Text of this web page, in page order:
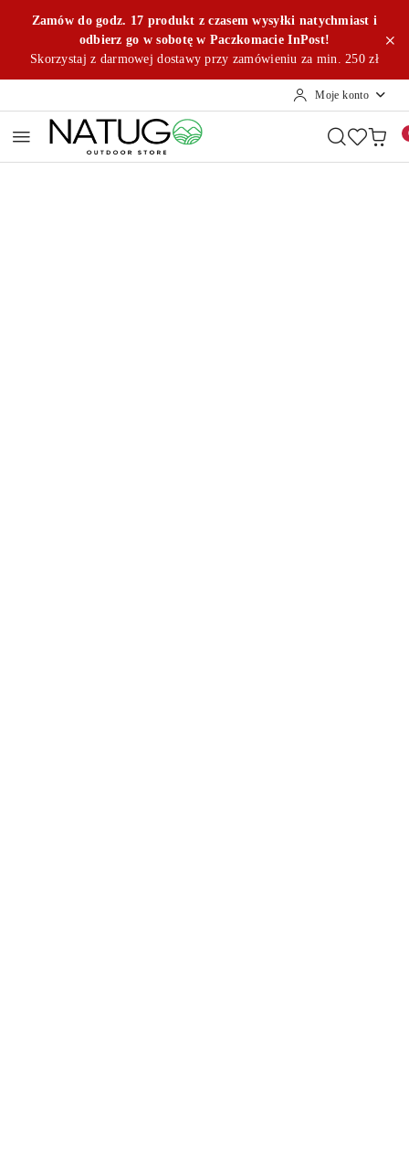
Przejdź do treści głównej
Przejdź do wyszukiwarki
Przejdź do moje konto
Przejdź do menu głównego
Przejdź do opisu produktu
Przejdź do stopki
Zamów do godz. 17 produkt z czasem wysyłki natychmiast i
odbierz go w sobotę w Paczkomacie InPost!
Skorzystaj z darmowej dostawy przy zamówieniu za min. 250 zł
Moje konto